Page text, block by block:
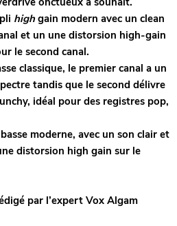
high gain modern avec un clean
et un une distorsion high-gain
le second canal.
classique, le premier canal a un
tandis que le second délivre
idéal pour des registres pop,
moderne, avec un son clair et
distorsion high gain sur le
par l’expert VoxAlgam